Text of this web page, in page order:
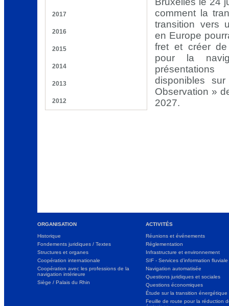
2017
2016
2015
2014
2013
2012
comment la
transition vers
en Europe
fret et créer de
pour la
disponibles
Observation »
2027.
ORGANISATION
Historique
Fondements juridiques / Textes
Structures et organes
Coopération internationale
Coopération avec les professions de la
navigation intérieure
Siège / Palais du Rhin
ACTIVITÉS
Réunions et événements
Réglementation
Infrastructure et environnement
SIF - Services d’information fluviale
Navigation automatisée
Questions juridiques et sociales
Questions économiques
Étude sur la transition énergétique
Feuille de route pour la réduction